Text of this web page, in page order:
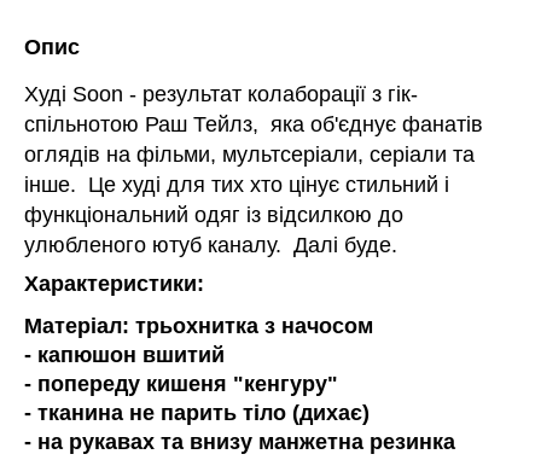
Опис
Худі Soon - результат колаборації з гік-
спільнотою Раш Тейлз, яка об'єднує фанатів
оглядів на фільми, мультсеріали, серіали та
інше. Це худі для тих хто цінує стильний і
функціональний одяг із відсилкою до
улюбленого ютуб каналу. Далі буде.
Характеристики:
Матеріал: трьохнитка з начосом
- капюшон вшитий
- попереду кишеня "кенгуру"
- тканина не парить тіло (дихає)
- на рукавах та внизу манжетна резинка